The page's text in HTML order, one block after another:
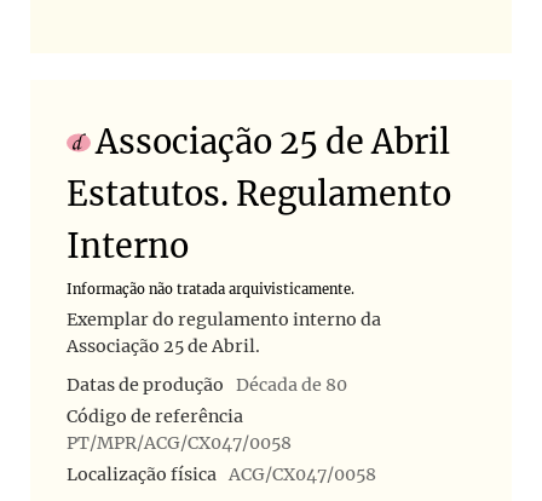
Associação 25 de Abril
Estatutos. Regulamento
Interno
Informação não tratada arquivisticamente.
Exemplar do regulamento interno da
Associação 25 de Abril.
Datas de produção
Década de 80
Código de referência
PT/MPR/ACG/CX047/0058
Localização física ACG/CX047/0058